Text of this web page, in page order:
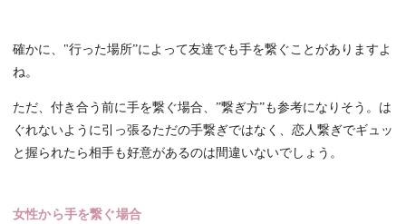
確かに、"行った場所”によって友達でも手を繋ぐことがありますよ
ね。
ただ、付き合う前に手を繋ぐ場合、”繋ぎ方”も参考になりそう。は
ぐれないように引っ張るただの手繋ぎではなく、恋人繋ぎでギュッ
と握られたら相手も好意があるのは間違いないでしょう。
女性から手を繋ぐ場合